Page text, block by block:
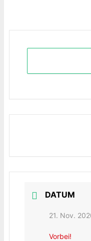
DATUM
21. Nov.
Vorbei!